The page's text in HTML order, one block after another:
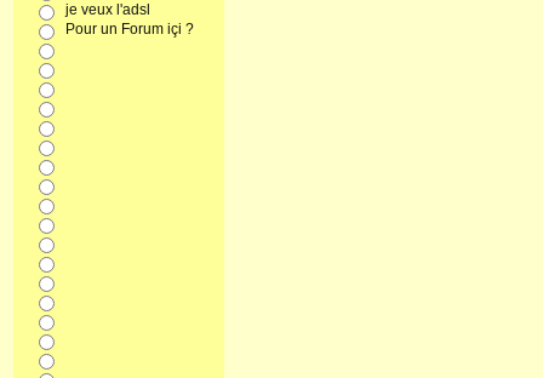
je veux l'adsl
Pour un Forum içi ?